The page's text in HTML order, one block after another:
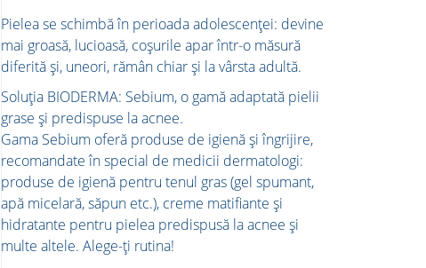
Pielea se schimbă în perioada adolescenței: devine
mai groasă, lucioasă, coșurile apar într-o măsură
diferită și, uneori, rămân chiar și la vârsta adultă.
Soluția BIODERMA: Sebium, o gamă adaptată pielii
grase și predispuse la acnee.
Gama Sebium oferă produse de igienă și îngrijire,
recomandate în special de medicii dermatologi:
produse de igienă pentru tenul gras (gel spumant,
apă micelară, săpun etc.), creme matifiante și
hidratante pentru pielea predispusă la acnee și
multe altele. Alege-ți rutina!